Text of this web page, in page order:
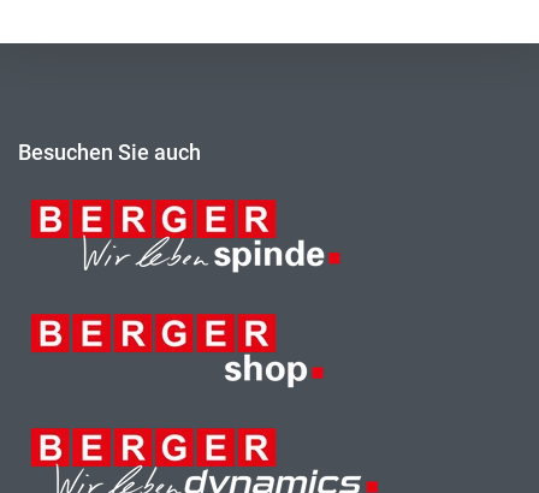
Besuchen Sie auch